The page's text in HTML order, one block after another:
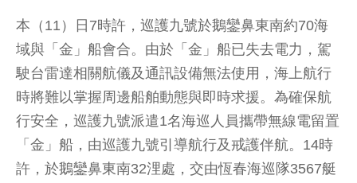
本（11）日7時許，巡護九號於鵝鑾鼻東南約70海
域與「金」船會合。由於「金」船已失去電力，駕
駛台雷達相關航儀及通訊設備無法使用，海上航行
時將難以掌握周邊船舶動態與即時求援。為確保航
行安全，巡護九號派遣1名海巡人員攜帶無線電留置
「金」船，由巡護九號引導航行及戒護伴航。14時
許，於鵝鑾鼻東南32浬處，交由恆春海巡隊3567艇